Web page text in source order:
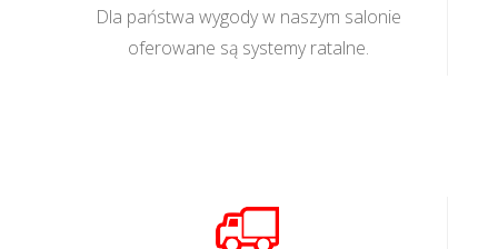
Dla państwa wygody w naszym salonie
oferowane są systemy ratalne.